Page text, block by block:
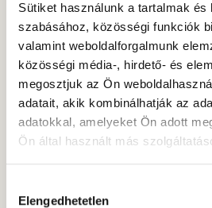
Sütiket használunk a tartalmak
szabásához, közösségi funkciók
valamint weboldalforgalmunk
közösségi média-, hirdető- és
megosztjuk az Ön
adatait, akik kombinálhatják az
adatokkal, amelyeket Ön adott
Ön által használt más
kiválasztása
Elengedhetetlen
használt pénzeszköz a globális
forgalom 50,49 százalékát teszi
kapcsolatban azonban érdemes
szempontot: a globális válságok
lazítás a jegybanki mérlegek
azt jelenti, hogy a
abszolút, névleges összege
portfólión belül a részesedése
más valuták felé történő
nagyobb rész 58 százaléka